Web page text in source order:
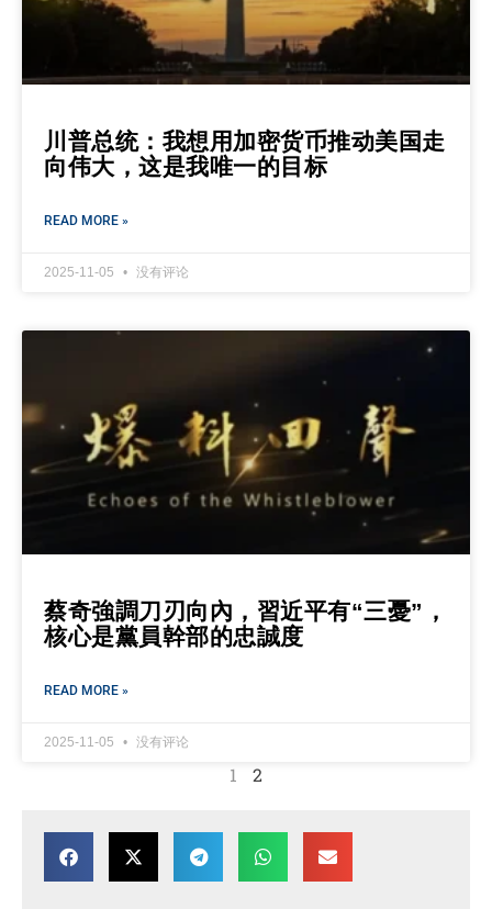
川普总统：我想用加密货币推动美国走
向伟大，这是我唯一的目标
READ MORE »
2025-11-05 没有评论
蔡奇強調刀刃向內，習近平有“三憂”，
核心是黨員幹部的忠誠度
READ MORE »
2025-11-05 没有评论
1 2